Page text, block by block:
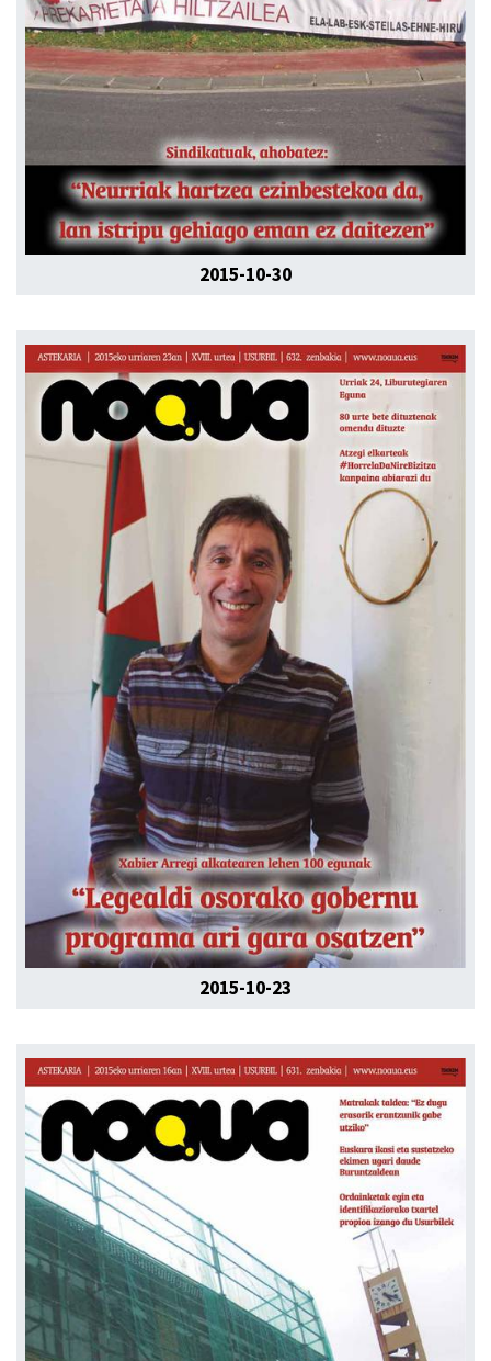
2015-10-30
2015-10-23